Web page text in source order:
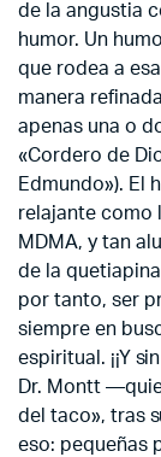
de la angustia
humor. Un
que rodea a
manera
apenas una o
«Cordero de
Edmundo»). El
relajante como
MDMA, y tan
de la
por tanto, ser
siempre en
espiritual. ¡¡Y
Dr. Montt
del taco», tras
eso: pequeñas